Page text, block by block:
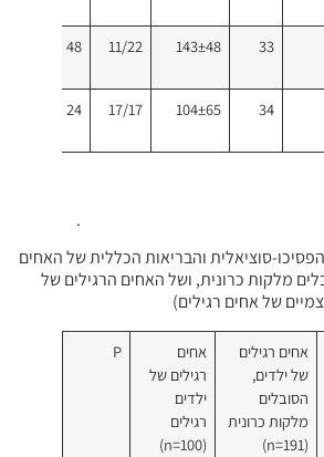
33
143±48
11/22
48
34
104±65
17/17
24
.
הפסיכו-סוציאלית והבריאות הכללית של האחים
מלקות כרונית, ושל האחים הרגילים של
של אחים רגילים)
אחים רגילים
של ילדים,
הסובלים
מלקות כרונית
(n=191)
אחים
רגילים של
ילדים
רגילים
(n=100)
P